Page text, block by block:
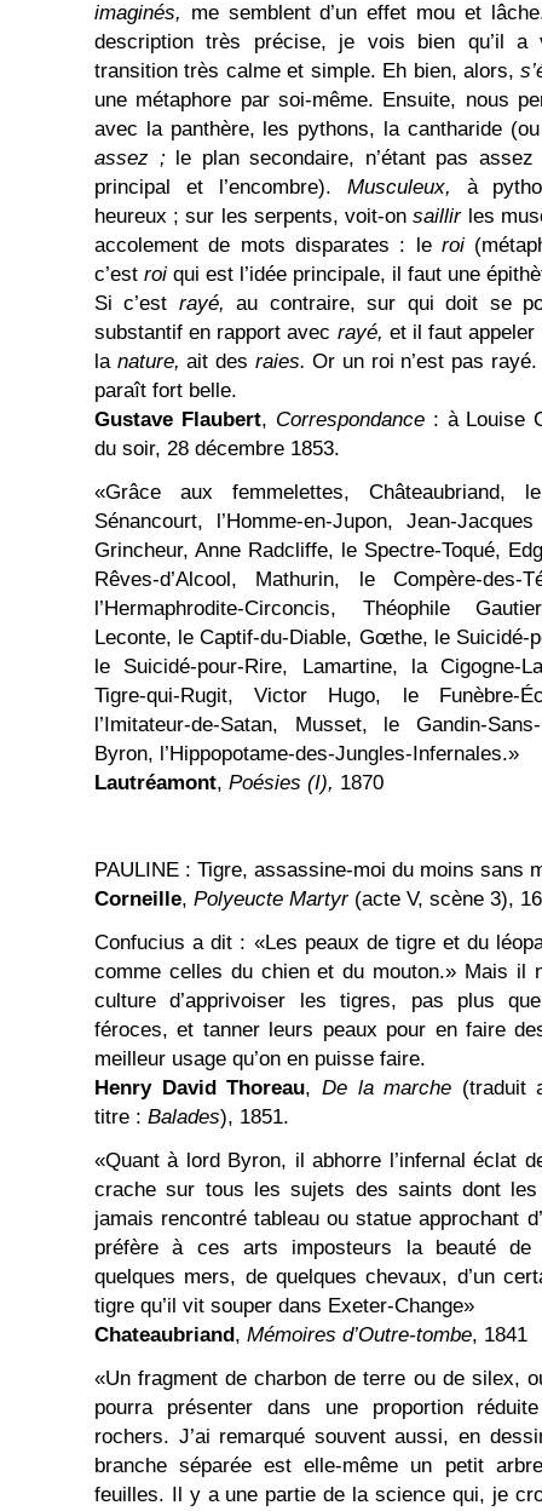
imaginés, me semblent d’un effet mou et
description très précise, je vois bien qu’il
transition très calme et simple. Eh bien, alors,
une métaphore par soi-même. Ensuite, nous
avec la panthère, les pythons, la cantharide
assez ; le plan secondaire, n’étant pas
principal et l’encombre). Musculeux, à
heureux ; sur les serpents, voit-onsaillir les
accolement de mots disparates : le roi
c’est roi qui est l’idée principale, il faut une
Si c’est rayé,au contraire, sur qui doit se
substantif en rapport avec rayé, et il faut appeler
la nature,ait des raies.Or un roi n’est pas
paraît fort belle.
Gustave Flaubert, Correspondance: à Louise
du soir, 28 décembre 1853.
«Grâce aux femmelettes, Châteaubriand,
Sénancourt, l’Homme-en-Jupon, Jean-
Grincheur, Anne Radcliffe, le Spectre-Toqué,
Rêves-d’Alcool, Mathurin, le Compère-des-
l’Hermaphrodite-Circoncis, Théophile
Leconte, le Captif-du-Diable, Gœthe, le Suicidé-
le Suicidé-pour-Rire, Lamartine, la Cigogne-
Tigre-qui-Rugit, Victor Hugo, le Funèbre-
l’Imitateur-de-Satan, Musset, le Gandin-
Byron, l’Hippopotame-des-Jungles-Infernales.»
Lautréamont, Poésies (I), 1870
PAULINE : Tigre, assassine-moi du moins sans
Corneille, Polyeucte Martyr (acte V, scène 3),
Confucius a dit : «Les peaux de tigre et du
comme celles du chien et du mouton.» Mais il
culture d’apprivoiser les tigres, pas plus
féroces, et tanner leurs peaux pour en faire
meilleur usage qu’on en puisse faire.
Henry David Thoreau, De la marche (traduit
titre : Balades), 1851.
«Quant à lord Byron, il abhorre l’infernal éclat
crache sur tous les sujets des saints dont
jamais rencontré tableau ou statue approchant
préfère à ces arts imposteurs la beauté de
quelques mers, de quelques chevaux, d’un
tigre qu’il vit souper dans Exeter-Change»
Chateaubriand, Mémoires d’Outre-tombe, 1841
«Un fragment de charbon de terre ou de silex,
pourra présenter dans une proportion
rochers. J’ai remarqué souvent aussi, en
branche séparée est elle-même un petit
feuilles. Il y a une partie de la science qui, je